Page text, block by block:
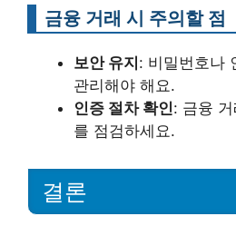
금융 거래 시 주의할 점
보안 유지: 비밀번호나
관리해야 해요.
인증 절차 확인: 금융
를 점검하세요.
결론